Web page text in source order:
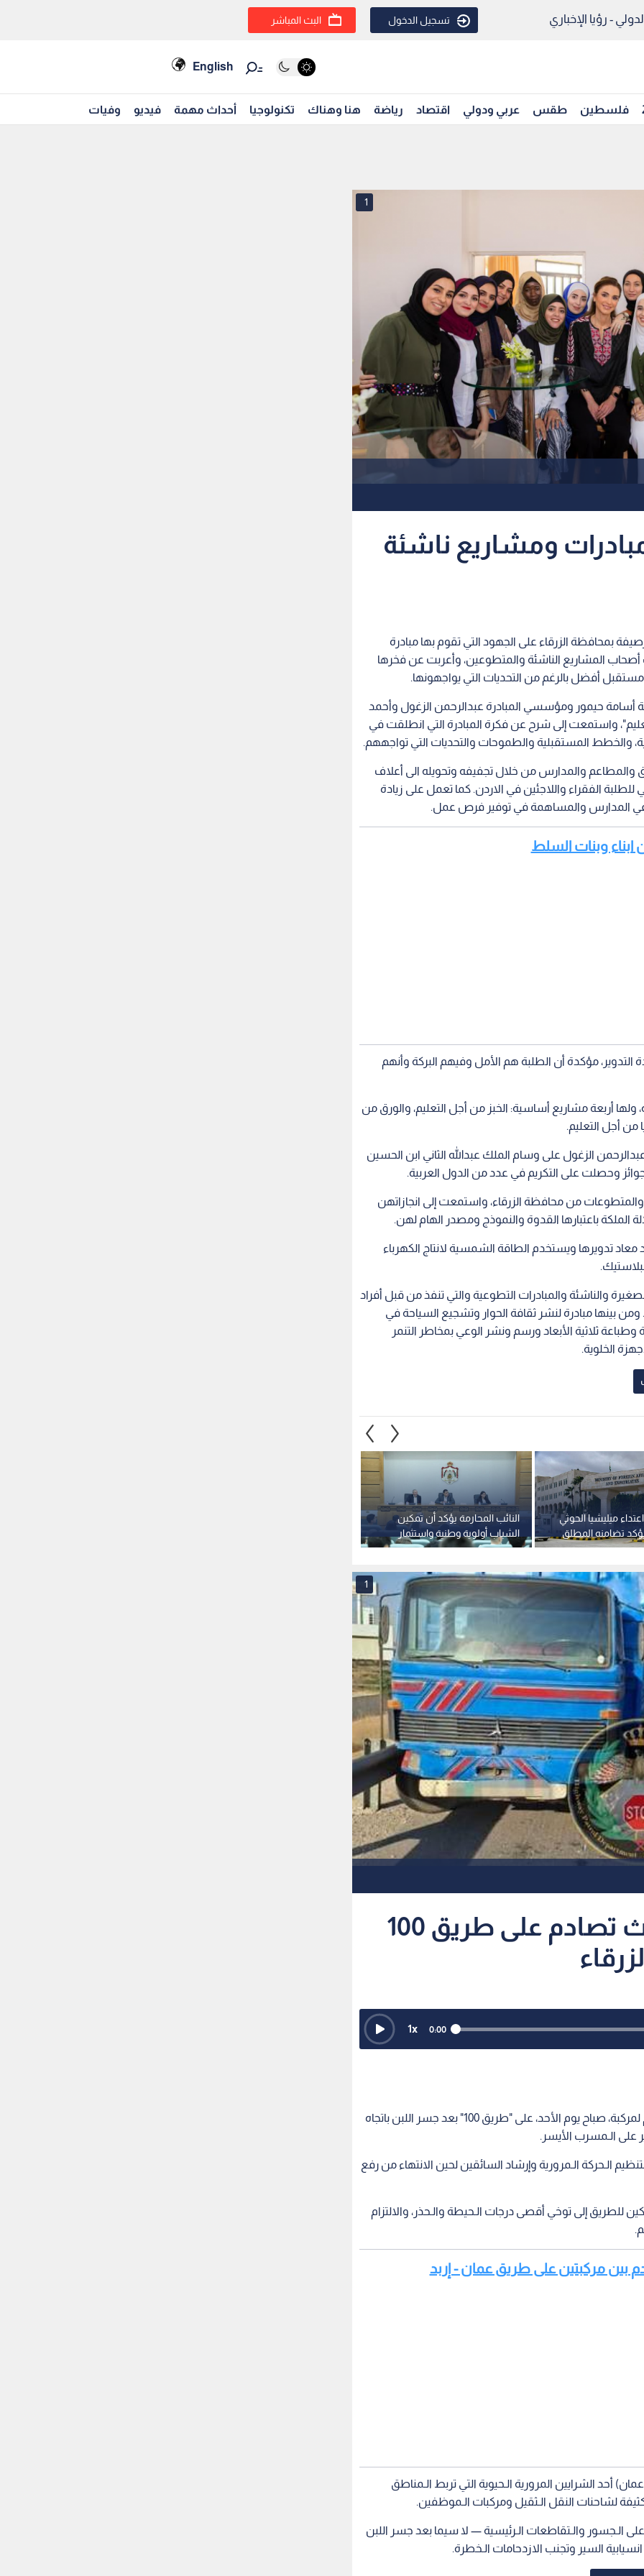
- رؤيا الإخباري تسجيل الدخول البث المباشر
English
فلسطين طقس عربي ودولي اقتصاد رياضة هنا وهناك تكنولوجيا أحداث مهمة فيديو وفيات
1
مبادرات ومشاريع ناشئة
بمحافظة الزرقاء على الجهود التي تقوم بها مبادرة
أصحاب المشاريع الناشئة والمتطوعين، وأعربت عن فخرها
مستقبل أفضل بالرغم من التحديات التي يواجهونها.
أسامة حيمور ومؤسسي المبادرة عبدالرحمن الزغول وأحمد
واستمعت إلى شرح عن فكرة المبادرة التي انطلقت في
والمطاعم والمدارس من خلال تجفيفه وتحويله الى أعلاف
للطلبة الفقراء واللاجئين في الاردن. كما تعمل على زيادة
في المدارس والمساهمة في توفير فرص عمل.
ابناء وبنات السلط
مؤكدة أن الطلبة هم الأمل وفيهم البركة وأنهم
ربحية، ولها أربعة مشاريع أساسية: الخبز من أجل التعليم، والورق من
من أجل التعليم.
الزغول على وسام الملك عبدالله الثاني ابن الحسين
وحصلت على التكريم في عدد من الدول العربية.
من محافظة الزرقاء، واستمعت إلى انجازاتهن
الملكة باعتبارها القدوة والنموذج ومصدر الهام لهن.
تدويرها ويستخدم الطاقة الشمسية لانتاج الكهرباء
والناشئة والمبادرات التطوعية والتي تنفذ من قبل أفراد
بينها مبادرة لنشر ثقافة الحوار وتشجيع السياحة في
ثلاثية الأبعاد ورسم ونشر الوعي بمخاطر التنمر
الخلوية.
النائب المحارمة يؤكد أن تمكين
الشباب أولوية وطنية واستثمار
لمستقبل الأردن
ميليشيا الحوثي
تضامنه المطلق
1
الدوريات الخارجية: حادث تصادم على طريق 100
0:00
1x
تتعامل كوادر إدارة الدوريات الخارجية مع حادث تصادم لمركبة، صباح يوم الأحد، على "طريق 100" بعد جسر اللبن باتجاه
على الـمسرب الأيسر.
الـحركة الـمرورية وإرشاد السائقين لحين الانتهاء من رفع
للطريق إلى توخي أقصى درجات الـحيطة والـحذر، والالتزام
بين مركبتين على طريق عمان - إربد
عمان) أحد الشرايين المرورية الـحيوية التي تربط الـمناطق
لشاحنات النقل الـثقيل ومركبات الـموظفين.
على الـجسور والـتقاطعات الـرئيسية — لا سيما بعد جسر اللبن
السير وتجنب الازدحامات الـخطرة.